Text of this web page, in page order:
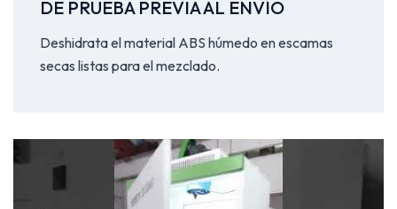
DE PRUEBA PREVIA AL ENVÍO
Deshidrata el material ABS húmedo en escamas
secas listas para el mezclado.